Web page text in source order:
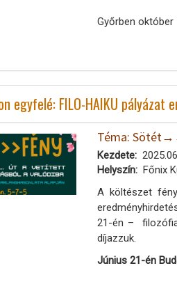
Győrben október
egyfelé: FILO-HAIKU pályázat
Téma:
Kezdete
Helyszín
Főnix
A költészet
21-én –
díjazzuk.
Június 21-én